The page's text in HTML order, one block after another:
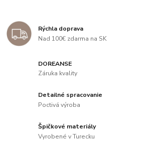
Rýchla doprava
Nad 100€ zdarma na SK
DOREANSE
Záruka kvality
Detailné spracovanie
Poctivá výroba
Špičkové materiály
Vyrobené v Turecku